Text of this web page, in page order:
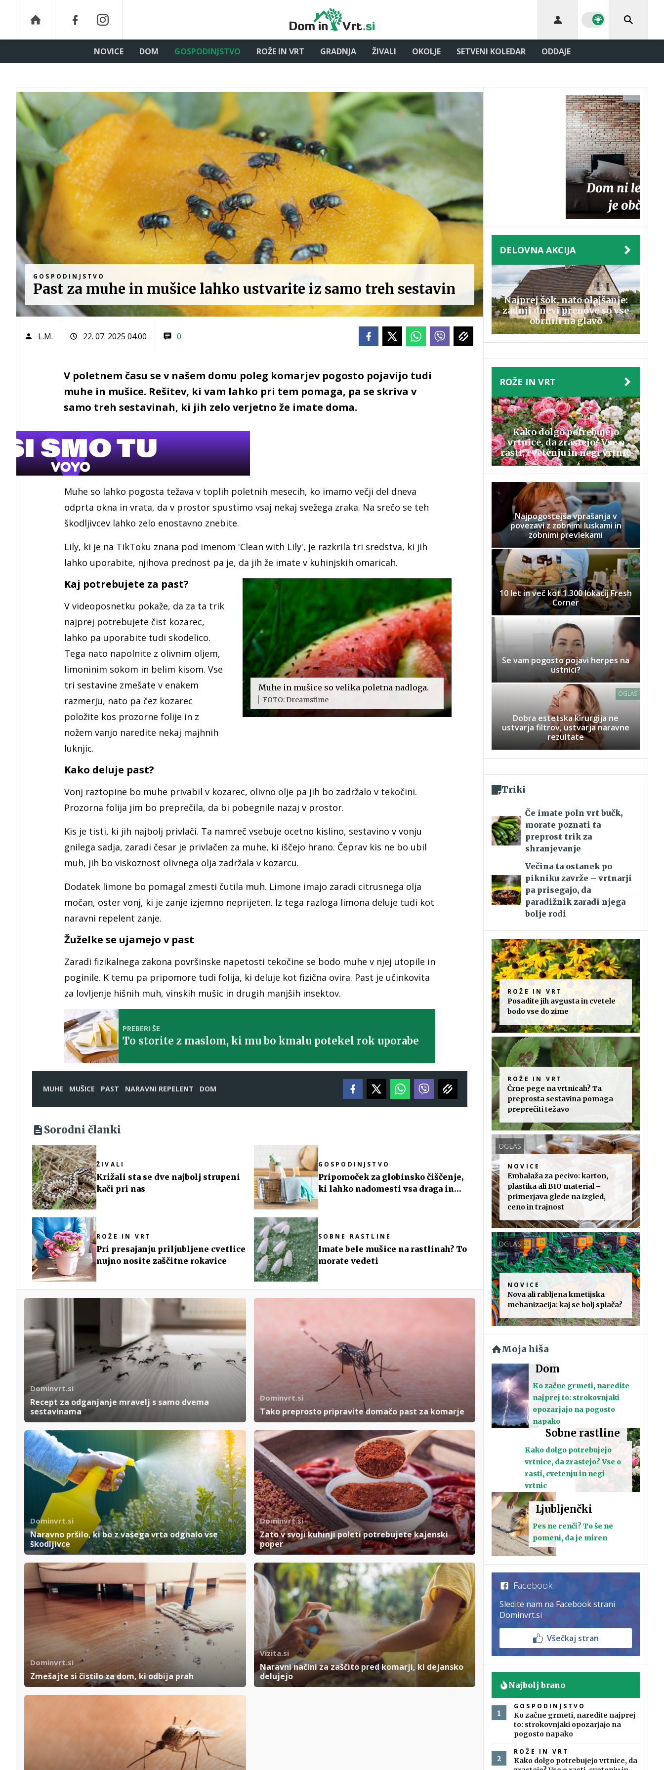
NOVICE DOM GOSPODINJSTVO ROŽE IN VRT GRADNJA ŽIVALI OKOLJE SETVENI KOLEDAR ODDAJE
GOSPODINJSTVO
Past za muhe in mušice lahko ustvarite iz samo treh sestavin
L.M. 22. 07. 2025 04.00 0
V poletnem času se v našem domu poleg komarjev pogosto pojavijo tudi
muhe in mušice. Rešitev, ki vam lahko pri tem pomaga, pa se skriva v
samo treh sestavinah, ki jih zelo verjetno že imate doma.
Muhe so lahko pogosta težava v toplih poletnih mesecih, ko imamo večji del dneva
odprta okna in vrata, da v prostor spustimo vsaj nekaj svežega zraka. Na srečo se teh
škodljivcev lahko zelo enostavno znebite.
Lily, ki je na TikToku znana pod imenom 'Clean with Lily', je razkrila tri sredstva, ki jih
lahko uporabite, njihova prednost pa je, da jih že imate v kuhinjskih omaricah.
Muhe in mušice so velika poletna nadloga.
FOTO: Dreamstime
Kaj potrebujete za past?
V videoposnetku pokaže, da za ta trik
najprej potrebujete čist kozarec,
lahko pa uporabite tudi skodelico.
Tega nato napolnite z olivnim oljem,
limoninim sokom in belim kisom. Vse
tri sestavine zmešate v enakem
razmerju, nato pa čez kozarec
položite kos prozorne folije in z
nožem vanjo naredite nekaj majhnih
luknjic.
Kako deluje past?
Vonj raztopine bo muhe privabil v kozarec, olivno olje pa jih bo zadržalo v tekočini.
Prozorna folija jim bo preprečila, da bi pobegnile nazaj v prostor.
Kis je tisti, ki jih najbolj privlači. Ta namreč vsebuje ocetno kislino, sestavino v vonju
gnilega sadja, zaradi česar je privlačen za muhe, ki iščejo hrano. Čeprav kis ne bo ubil
muh, jih bo viskoznost olivnega olja zadržala v kozarcu.
Dodatek limone bo pomagal zmesti čutila muh. Limone imajo zaradi citrusnega olja
močan, oster vonj, ki je zanje izjemno neprijeten. Iz tega razloga limona deluje tudi kot
naravni repelent zanje.
Žuželke se ujamejo v past
Zaradi fizikalnega zakona površinske napetosti tekočine se bodo muhe v njej utopile in
poginile. K temu pa pripomore tudi folija, ki deluje kot fizična ovira. Past je učinkovita
za lovljenje hišnih muh, vinskih mušic in drugih manjših insektov.
PREBERI ŠE
To storite z maslom, ki mu bo kmalu potekel rok uporabe
MUHE MUŠICE PAST NARAVNI REPELENT DOM
Sorodni članki
ŽIVALI
Križali sta se dve najbolj strupeni
kači pri nas
GOSPODINJSTVO
Pripomoček za globinsko čiščenje,
ki lahko nadomesti vsa draga in
škodljiva čistila
ROŽE IN VRT
Pri presajanju priljubljene cvetlice
nujno nosite zaščitne rokavice
SOBNE RASTLINE
Imate bele mušice na rastlinah? To
morate vedeti
Dominvrt.si
Recept za odganjanje mravelj s samo dvema
sestavinama
Dominvrt.si
Tako preprosto pripravite domačo past za komarje
Dominvrt.si
Naravno pršilo, ki bo z vašega vrta odgnalo vse
škodljivce
Dominvrt.si
Zato v svoji kuhinji poleti potrebujete kajenski
poper
Dominvrt.si
Zmešajte si čistilo za dom, ki odbija prah
Vizita.si
Naravni načini za zaščito pred komarji, ki dejansko
delujejo
DELOVNA AKCIJA
Najprej šok, nato olajšanje:
zadnji dnevi prenove so vse
obrnili na glavo
ROŽE IN VRT
Kako dolgo potrebujejo
vrtnice, da zrastejo? Vse o
rasti, cvetenju in negi vrtnic
Najpogostejša vprašanja v
povezavi z zobnimi luskami in
zobnimi prevlekami
10 let in več kot 1.300 lokacij Fresh
Corner
Se vam pogosto pojavi herpes na
ustnici?
OGLAS
Dobra estetska kirurgija ne
ustvarja filtrov, ustvarja naravne
rezultate
Triki
Če imate poln vrt bučk,
morate poznati ta
preprost trik za
shranjevanje
Večina ta ostanek po
pikniku zavrže – vrtnarji
pa prisegajo, da
paradižnik zaradi njega
bolje rodi
ROŽE IN VRT
Posadite jih avgusta in cvetele
bodo vse do zime
ROŽE IN VRT
Črne pege na vrtnicah? Ta
preprosta sestavina pomaga
preprečiti težavo
OGLAS
NOVICE
Embalaža za pecivo: karton,
plastika ali BIO material –
primerjava glede na izgled,
ceno in trajnost
OGLAS
NOVICE
Nova ali rabljena kmetijska
mehanizacija: kaj se bolj splača?
Moja hiša
Dom
Ko začne grmeti, naredite
najprej to: strokovnjaki
opozarjajo na pogosto
napako
Sobne rastline
Kako dolgo potrebujejo
vrtnice, da zrastejo? Vse o
rasti, cvetenju in negi
vrtnic
Ljubljenčki
Pes ne renči? To še ne
pomeni, da je miren
Facebook
Sledite nam na Facebook strani
Dominvrt.si
Všečkaj stran
Najbolj brano
GOSPODINJSTVO
Ko začne grmeti, naredite najprej
to: strokovnjaki opozarjajo na
pogosto napako
ROŽE IN VRT
Kako dolgo potrebujejo vrtnice, da